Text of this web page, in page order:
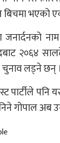
भएको
जनार्दनको
२०६४
चुनाव लड्ने छन् ।
पार्टीले
गोपाल अब